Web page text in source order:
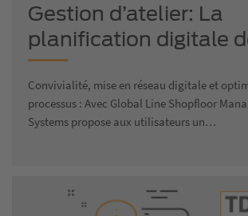
Gestion d’atelier: La
planification digitale
processus réels ouvre
une nouvelle
la production
Convivialité, mise en réseau digitale et
processus : Avec Global Line Shopfloor
Systems propose aux utilisateurs un…